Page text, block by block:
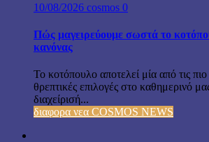
10/08/2026 cosmos 0
Πώς μαγειρεύουμε σωστά το
κανόνας
Το κοτόπουλο αποτελεί μία από τις πιο
θρεπτικές επιλογές στο καθημερινό
διαχείρισή...
διαφορα νεα COSMOS NEWS